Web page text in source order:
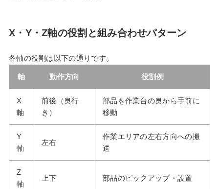
X・Y・Z軸の役割と組み合わせパターン
各軸の役割は以下の通りです。
軸 動作方向 役割例
X
軸
前後（奥行
き）
部品を作業台の奥から手前に
移動
Y
軸
左右
作業エリアの左右方向への搬
送
Z
軸
上下 部品のピックアップ・設置